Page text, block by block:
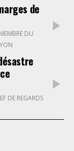
de
DE REGARDS